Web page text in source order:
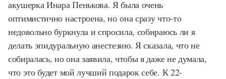
акушерка Инара Пенькова. Я была очень
оптимистично настроена, но она сразу что-то
недовольно буркнула и спросила, собираюсь ли я
делать эпидуральную анестезию. Я сказала, что не
собиралась, но она заявила, чтобы я даже не думала,
что это будет мой лучший подарок себе. К 22-